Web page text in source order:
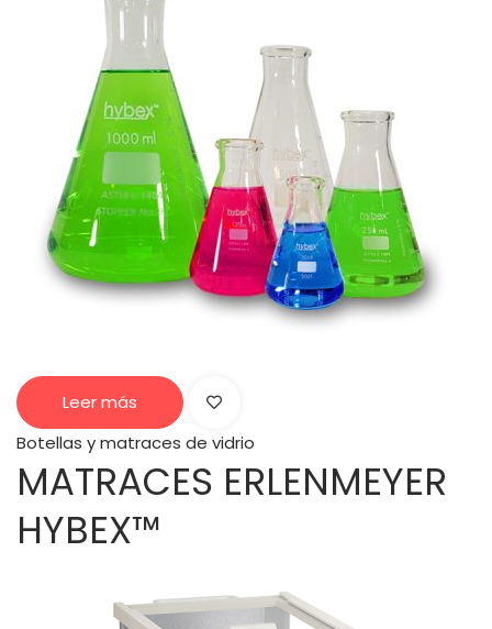
Leer más
Botellas y matraces de vidrio
MATRACES ERLENMEYER
HYBEX™